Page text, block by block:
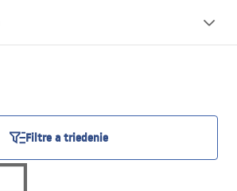
Filtre a triedenie